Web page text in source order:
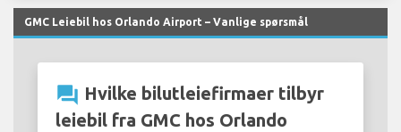
GMC Leiebil hos Orlando Airport – Vanlige spørsmål
question_answer Hvilke bilutleiefirmaer tilbyr
leiebil fra GMC hos Orlando